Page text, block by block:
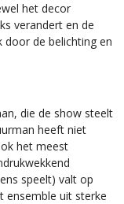
het decor
verandert en de
door de belichting en
die de show steelt
heeft niet
het meest
speelt) valt op
ensemble uit sterke